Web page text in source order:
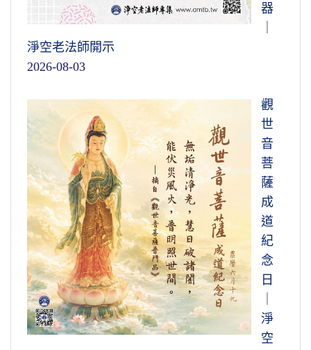
器
淨空老法師開示
2026-08-03
觀
世
音
菩
薩
成
道
紀
念
日
淨
空